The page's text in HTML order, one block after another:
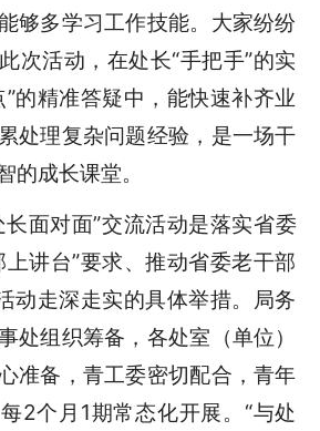
够多学习工作技能。大家纷纷
次活动，在处长“手把手”的实
”的精准答疑中，能快速补齐业
处理复杂问题经验，是一场干
的成长课堂。
长面对面”交流活动是落实省委
讲台”要求、推动省委老干部
动走深走实的具体举措。局务
处组织筹备，各处室（单位）
准备，青工委密切配合，青年
2个月1期常态化开展。“与处